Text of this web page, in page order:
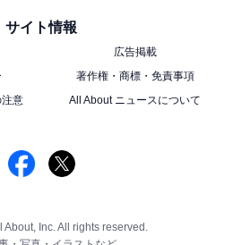
サイト情報
広告掲載
著作権・商標・免責事項
意
All About ニュースについて
Inc. All rights reserved.